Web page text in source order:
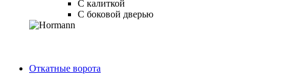
С калиткой
С боковой дверью
Откатные ворота